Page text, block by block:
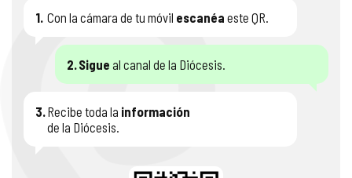
1. Con la cámara de tu móvil escanéa este QR.
2.Sigue al canal de la Diócesis.
3.Recibe toda la información
de la Diócesis.